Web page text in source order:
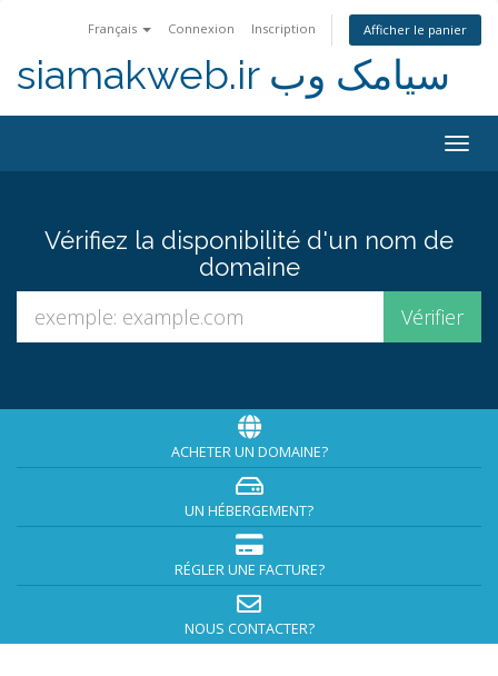
Français Connexion Inscription Afficher le panier
siamakweb.ir سیامک وب
Vérifiez la disponibilité d'un nom de
domaine
ACHETER UN DOMAINE?
UN HÉBERGEMENT?
RÉGLER UNE FACTURE?
NOUS CONTACTER?